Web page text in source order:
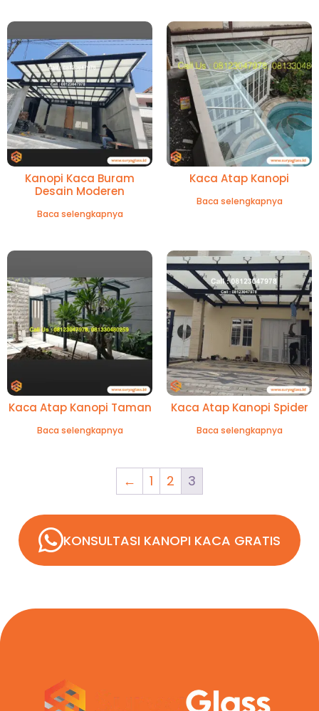
Kanopi Kaca Buram
Desain Moderen
Baca selengkapnya
Kaca Atap Kanopi
Baca selengkapnya
Kaca Atap Kanopi Taman
Baca selengkapnya
Kaca Atap Kanopi Spider
Baca selengkapnya
← 1 2 3
KONSULTASI KANOPI KACA GRATIS